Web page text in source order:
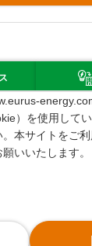
）を使用して
本サイトをご
いいたします。
ドウで開きます
Energy